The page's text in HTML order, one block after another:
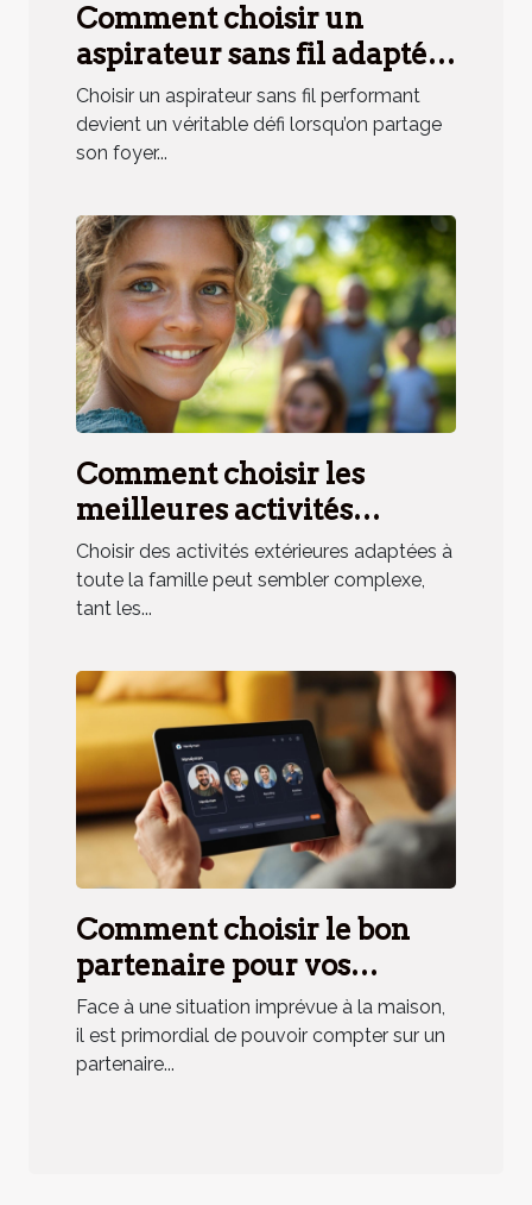
Comment choisir un
aspirateur sans fil adapté
aux besoins des ménages
avec animaux ?
Choisir un aspirateur sans fil performant
devient un véritable défi lorsqu’on partage
son foyer...
Comment choisir les
meilleures activités
extérieures pour toute la
famille ?
Choisir des activités extérieures adaptées à
toute la famille peut sembler complexe,
tant les...
Comment choisir le bon
partenaire pour vos
urgences domestiques ?
Face à une situation imprévue à la maison,
il est primordial de pouvoir compter sur un
partenaire...